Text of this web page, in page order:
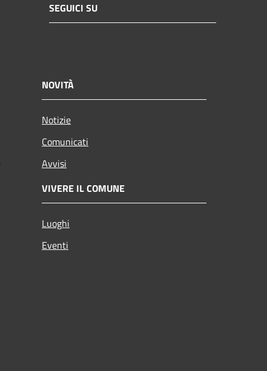
SEGUICI SU
NOVITÀ
Notizie
Comunicati
Avvisi
VIVERE IL COMUNE
Luoghi
Eventi